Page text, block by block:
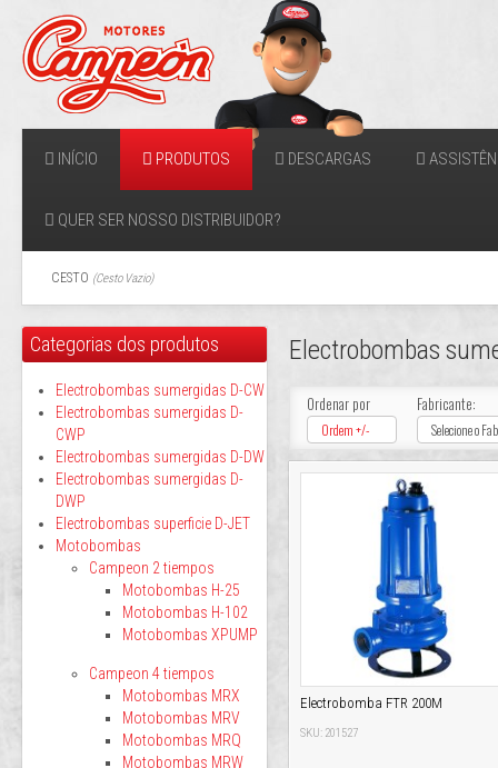
INÍCIO PRODUTOS DESCARGAS
QUER SER NOSSO DISTRIBUIDOR?
CESTO (Cesto Vazio)
Electrobombas
Ordenar por
Ordem +/-
Fabricante:
Selecione o
Electrobomba FTR 200M
SKU: 201527
Categorias dos produtos
Electrobombas sumergidas D-CW
Electrobombas sumergidas D-
CWP
Electrobombas sumergidas D-DW
Electrobombas sumergidas D-
DWP
Electrobombas superficie D-JET
Motobombas
Campeon 2 tiempos
Motobombas H-25
Motobombas H-102
Motobombas XPUMP
Campeon 4 tiempos
Motobombas MRX
Motobombas MRV
Motobombas MRQ
Motobombas MRW